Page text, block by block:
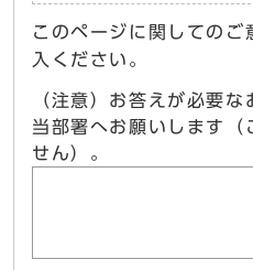
このページに関してのご
入ください。
（注意）お答えが必要
当部署へお願いします（
せん）。